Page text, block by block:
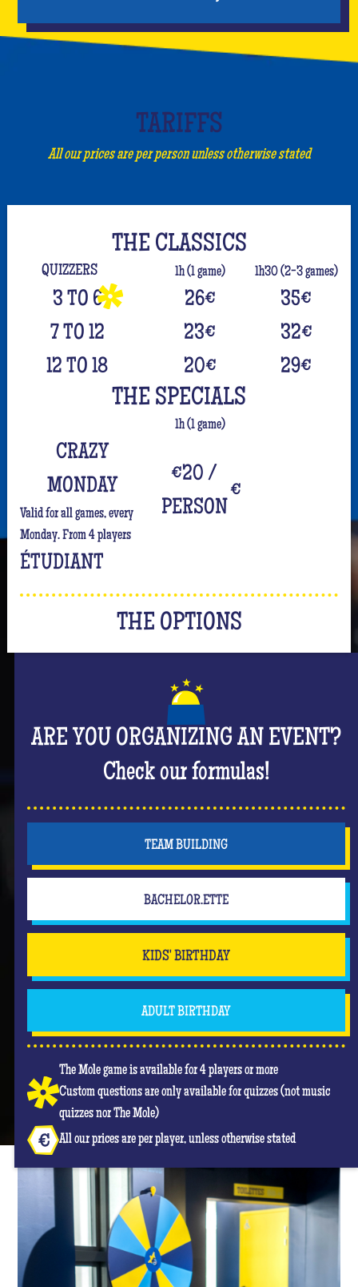
TARIFFS
All our prices are per person unless otherwise stated
THE CLASSICS
QUIZZERS 1h (1 game) 1h30 (2-3 games)
3 TO 6 26€ 35€
7 TO 12
23€ 32€
12 TO 18
20€ 29€
THE SPECIALS
1h (1 game)
CRAZY
MONDAY
Valid for all games, every
Monday. From 4 players
€20 /
PERSON
€
ÉTUDIANT
THE OPTIONS
ARE YOU ORGANIZING AN EVENT?
Check our formulas!
TEAM BUILDING
BACHELOR.ETTE
KIDS' BIRTHDAY
ADULT BIRTHDAY
The Mole game is available for 4 players or more
Custom questions are only available for quizzes (not music
quizzes nor The Mole)
All our prices are per player, unless otherwise stated